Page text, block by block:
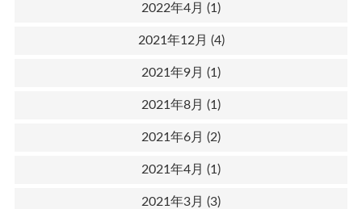
2022年4月 (1)
2021年12月 (4)
2021年9月 (1)
2021年8月 (1)
2021年6月 (2)
2021年4月 (1)
2021年3月 (3)